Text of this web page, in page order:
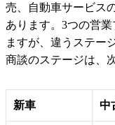
売、自動車サービス
あります。3つの営
ますが、違うステー
商談のステージは、
新車 中